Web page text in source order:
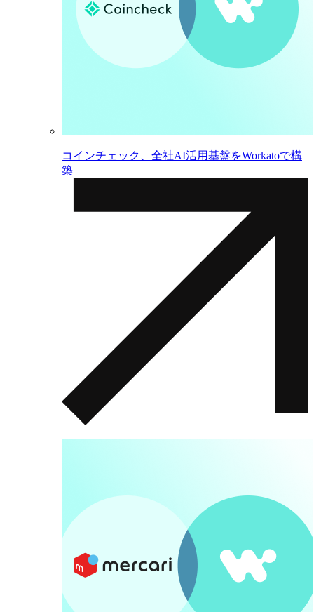
コインチェック、全社AI活用基盤をWorkatoで構
築